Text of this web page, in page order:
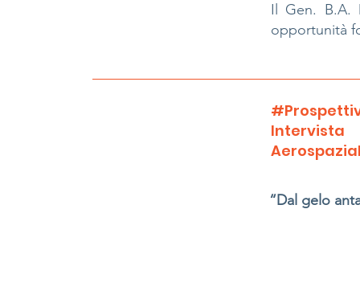
Il Gen. B.A.
opportunità
Intervista
“Dal gelo